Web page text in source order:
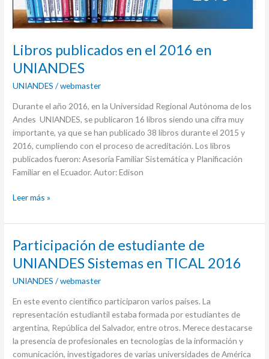
Libros publicados en el 2016 en
UNIANDES
UNIANDES /webmaster
Durante el año 2016, en la Universidad Regional Autónoma de los
Andes UNIANDES, se publicaron 16 libros siendo una cifra muy
importante, ya que se han publicado 38 libros durante el 2015 y
2016, cumpliendo con el proceso de acreditación. Los libros
publicados fueron: Asesoría Familiar Sistemática y Planificación
Familiar en el Ecuador. Autor: Edison
Leer más »
Participación de estudiante de
UNIANDES Sistemas en TICAL 2016
UNIANDES /webmaster
En este evento científico participaron varios países. La
representación estudiantil estaba formada por estudiantes de
argentina, República del Salvador, entre otros. Merece destacarse
la presencia de profesionales en tecnologías de la información y
comunicación, investigadores de varias universidades de América
Participación
estudiante
de
Sistemas
en
TICAL
2016